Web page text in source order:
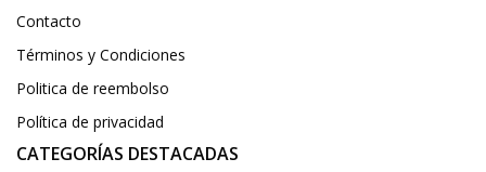
Contacto
Términos y Condiciones
Politica de reembolso
Política de privacidad
CATEGORÍAS DESTACADAS